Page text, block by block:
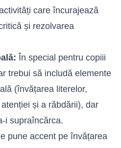
care încurajează
și rezolvarea
În special pentru copiii
trebui să includă elemente
(învățarea literelor,
și a răbdării), dar
i supraîncărca.
pune accent pe învățarea